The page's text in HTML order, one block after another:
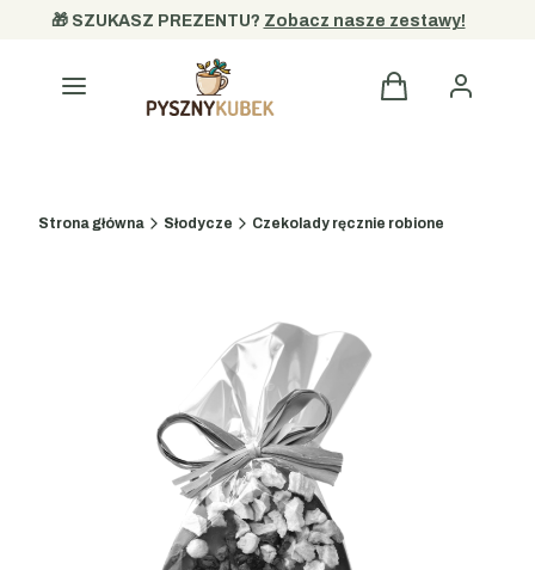
🎁 SZUKASZ PREZENTU? Zobacz nasze zestawy!
Kategorie
Strona główna Słodycze Czekolady ręcznie robione